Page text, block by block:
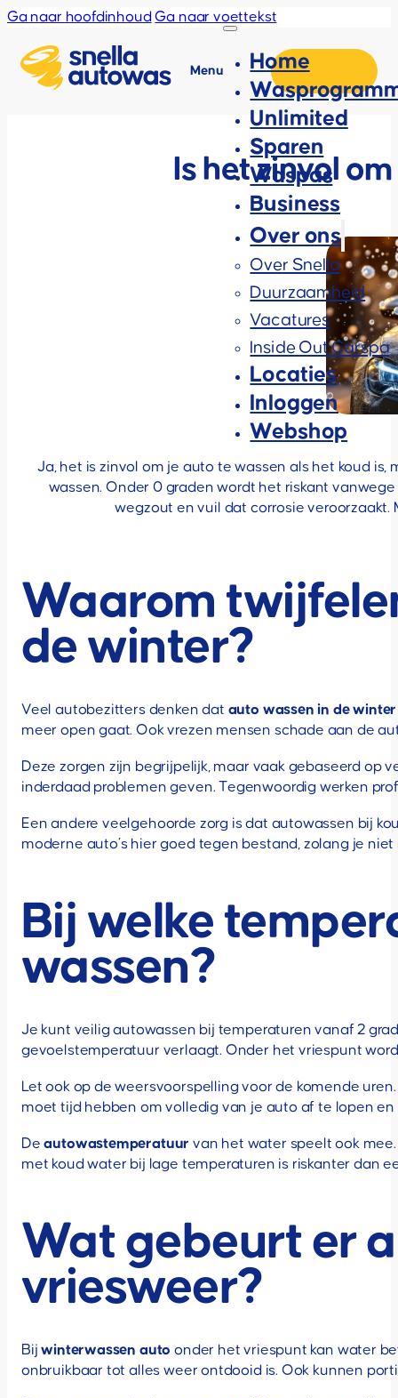
Ga naar hoofdinhoud Ga naar voettekst
Menu
Home
Unlimited
Sparen
Waspas
Business
Over ons
Over Snella
Duurzaamheid
Vacatures
Inside Out Carspa
Locaties
Inloggen
Webshop
Is het zinvol
Ja, het is zinvol om je auto te wassen als het koud
wassen. Onder 0 graden wordt het riskant
wegzout en vuil dat corrosie
Waarom
de winter?
Veel autobezitters denken dat auto wassen in de winter
meer open gaat. Ook vrezen mensen schade aan de
Deze zorgen zijn begrijpelijk, maar vaak gebaseerd op
inderdaad problemen geven. Tegenwoordig werken
Een andere veelgehoorde zorg is dat autowassen bij
moderne auto’s hier goed tegen bestand, zolang je
Bij welke
wassen?
Je kunt veilig autowassen bij temperaturen vanaf 2
gevoelstemperatuur verlaagt. Onder het vriespunt
Let ook op de weersvoorspelling voor de komende
moet tijd hebben om volledig van je auto af te lopen
Deautowastemperatuur van het water speelt ook
met koud water bij lage temperaturen is riskanter dan
Wat gebeurt er
vriesweer?
Bijwinterwassen auto onder het vriespunt kan water
onbruikbaar tot alles weer ontdooid is. Ook kunnen